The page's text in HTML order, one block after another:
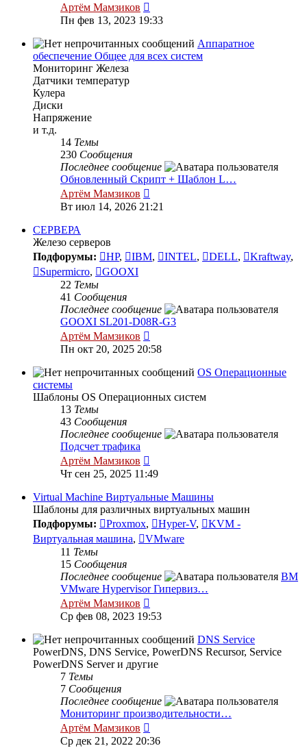
Артём Мамзиков
к
сообщению
Пн фев 13, 2023 19:33
Аппаратное
обеспечение Общее для всех систем
Мониторинг Железа
Датчики температур
Кулера
Диски
Напряжение
и т.д.
14 Темы
230 Сообщения
Последнее сообщение
Обновленный Скрипт + Шаблон L…
Артём Мамзиков
к
Вт июл 14, 2026 21:21
СЕРВЕРА
Железо серверов
Подфорумы:
HP, IBM, INTEL, DELL, Kraftway,
Supermicro,
GOOXI
22 Темы
41 Сообщения
Последнее сообщение
GOOXI SL201-D08R-G3
Артём Мамзиков
к
сообщению
Пн окт 20, 2025 20:58
OS Операционные
системы
Шаблоны OS Операционных систем
13 Темы
43 Сообщения
Последнее сообщение
Подсчет трафика
Артём Мамзиков
к
сообщению
Чт сен 25, 2025 11:49
Virtual Machine Виртуальные Машины
Шаблоны для различных виртуальных машин
Подфорумы:
Proxmox, Hyper-V,
KVM -
Виртуальная машина,
VMware
11 Темы
15 Сообщения
Последнее сообщение
ВМ
VMware Hypervisor Гипервиз…
Артём Мамзиков
к
сообщению
Ср фев 08, 2023 19:53
DNS Service
PowerDNS, DNS Service, PowerDNS Recursor, Service
PowerDNS Server и другие
7 Темы
7 Сообщения
Последнее сообщение
Мониторинг производительности…
Артём Мамзиков
к
Ср дек 21, 2022 20:36